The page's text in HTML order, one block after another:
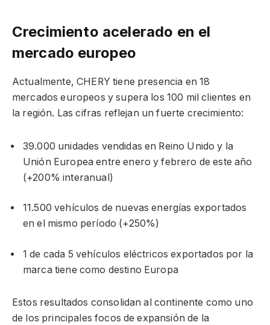
Crecimiento acelerado en el
mercado europeo
Actualmente, CHERY tiene presencia en 18
mercados europeos y supera los 100 mil clientes en
la región. Las cifras reflejan un fuerte crecimiento:
39.000 unidades vendidas en Reino Unido y la
Unión Europea entre enero y febrero de este año
(+200% interanual)
11.500 vehículos de nuevas energías exportados
en el mismo período (+250%)
1 de cada 5 vehículos eléctricos exportados por la
marca tiene como destino Europa
Estos resultados consolidan al continente como uno
de los principales focos de expansión de la